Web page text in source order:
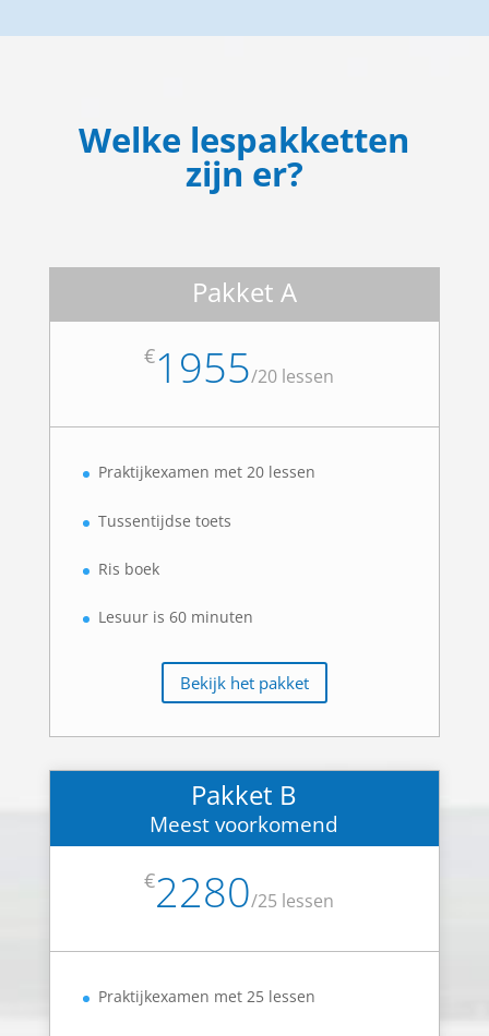
Welke lespakketten
zijn er?
Pakket A
€1955/20 lessen
Praktijkexamen met 20 lessen
Tussentijdse toets
Ris boek
Lesuur is 60 minuten
Bekijk het pakket
Pakket B
Meest voorkomend
€2280/25 lessen
Praktijkexamen met 25 lessen